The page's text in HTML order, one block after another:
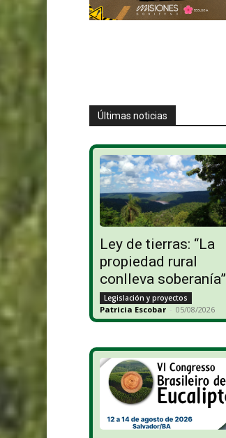
Últimas noticias
Ley de tierras: “La
propiedad rural
conlleva soberanía”
Legislación y proyectos
Patricia Escobar - 05/08/2026